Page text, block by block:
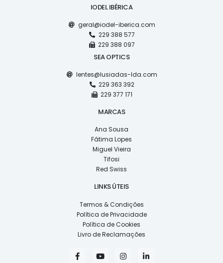
IODEL IBÉRICA
geral@iodel-iberica.com
229 388 577
229 388 097
SEA OPTICS
lentes@lusiadas-lda.com
229 363 392
229 377 171
MARCAS
Ana Sousa
Fátima Lopes
Miguel Vieira
Tifosi
Red Swiss
LINKS ÚTEIS
Termos & Condições
Política de Privacidade
Política de Cookies
Livro de Reclamações
F
a
Y
o
I
n i